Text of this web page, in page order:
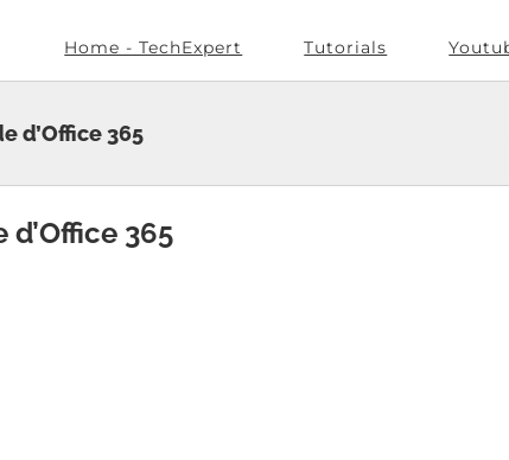
Home - TechExpert Tutorials
d’Office 365
365